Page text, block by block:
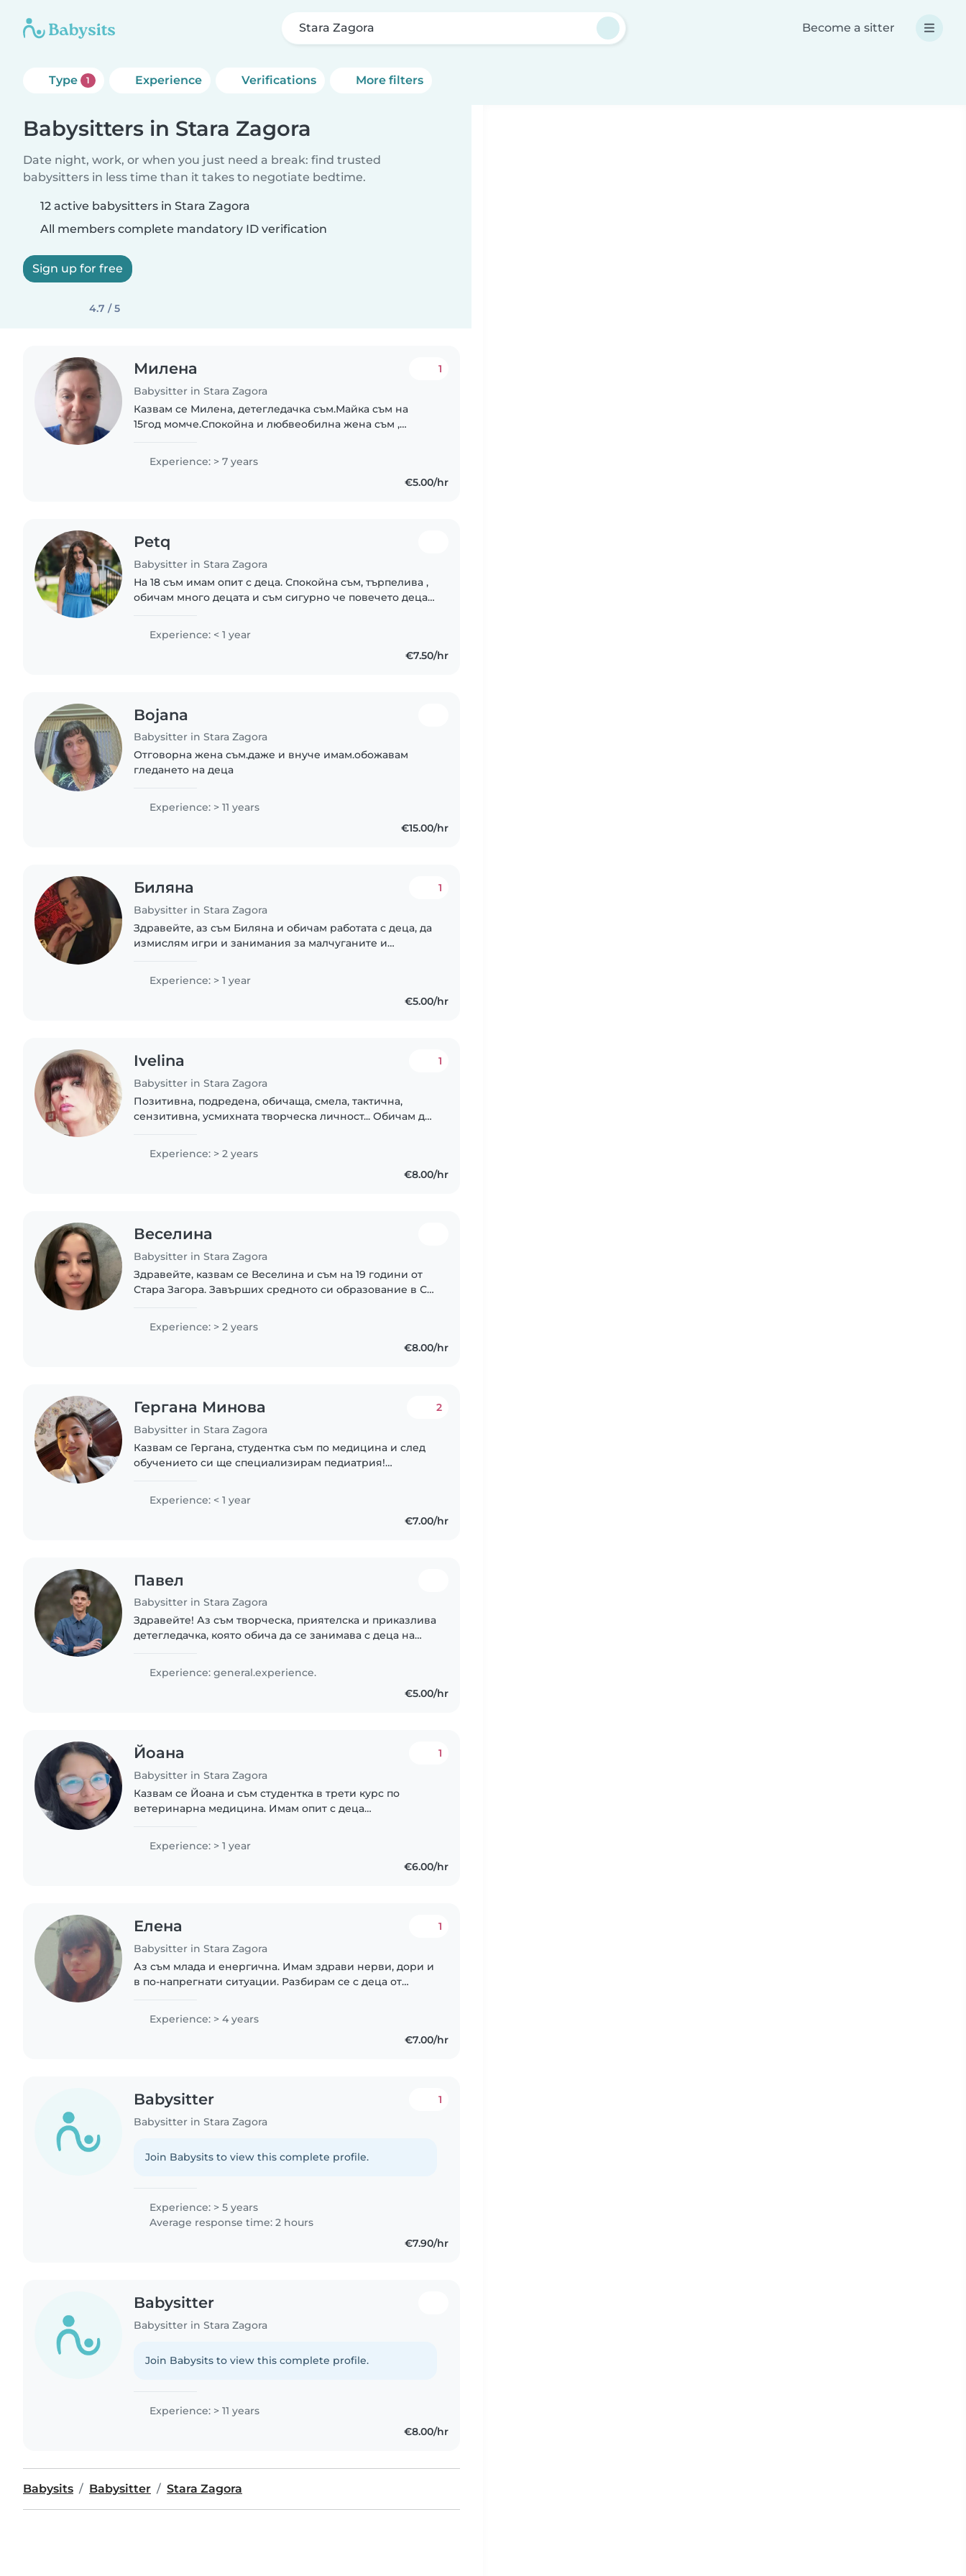
Stara Zagora Become a sitter
Type 1 Experience Verifications More filters
Babysitters in Stara Zagora
Date night, work, or when you just need a break: find trusted
babysitters in less time than it takes to negotiate bedtime.
12 active babysitters in Stara Zagora
All members complete mandatory ID verification
Sign up for free
4.7 / 5
Милена
Babysitter in Stara Zagora
1
Казвам се Милена, детегледачка съм.Майка съм на
15год момче.Спокойна и любвеобилна жена съм ,
любов.Усмихната, весела и спокойна.Гледала съм..
Experience: > 7 years
€5.00/hr
Petq
Babysitter in Stara Zagora
На 18 съм имам опит с деца. Спокойна съм, търпелива ,
обичам много децата и съм сигурно че повечето деца
Experience: < 1 year
€7.50/hr
Bojana
Babysitter in Stara Zagora
Отговорна жена съм.даже и внуче имам.обожавам
гледането на деца
Experience: > 11 years
€15.00/hr
Биляна
Babysitter in Stara Zagora
1
Здравейте, аз съм Биляна и обичам работата с деца, да
измислям игри и занимания за малчуганите и
предучилищна педагогика. Работила съм в детска..
Experience: > 1 year
€5.00/hr
Ivelina
Babysitter in Stara Zagora
1
Позитивна, подредена, обичаща, смела, тактична,
сензитивна, усмихната творческа личност... Обичам да
около мен... Чета книги, интересувам..
Experience: > 2 years
€8.00/hr
Веселина
Babysitter in Stara Zagora
Здравейте, казвам се Веселина и съм на 19 години от
Стара Загора. Завърших средното си образование в СУ
по специалност „Социални..
Experience: > 2 years
€8.00/hr
Гергана Минова
Babysitter in Stara Zagora
2
Казвам се Гергана, студентка съм по медицина и след
обучението си ще специализирам педиатрия!
Experience: < 1 year
€7.00/hr
Павел
Babysitter in Stara Zagora
Здравейте! Аз съм творческа, приятелска и приказлива
детегледачка, която обича да се занимава с деца на
сертификат за първа помощ и съм готова..
Experience: general.experience.
€5.00/hr
Йоана
Babysitter in Stara Zagora
1
Казвам се Йоана и съм студентка в трети курс по
ветеринарна медицина. Имам опит с деца
училище „Проф. д-р Асен Златаров“, гр...
Experience: > 1 year
€6.00/hr
Елена
Babysitter in Stara Zagora
1
Аз съм млада и енергична. Имам здрави нерви, дори и
в по-напрегнати ситуации. Разбирам се с деца от
Experience: > 4 years
€7.00/hr
Babysitter
Babysitter in Stara Zagora
1
Join Babysits to view this complete profile.
Experience: > 5 years
Average response time: 2 hours
€7.90/hr
Babysitter
Babysitter in Stara Zagora
Join Babysits to view this complete profile.
Experience: > 11 years
€8.00/hr
Babysits Babysitter Stara Zagora